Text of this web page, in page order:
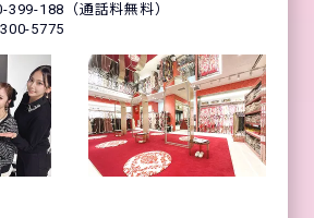
399-188（通話料無料）
5775